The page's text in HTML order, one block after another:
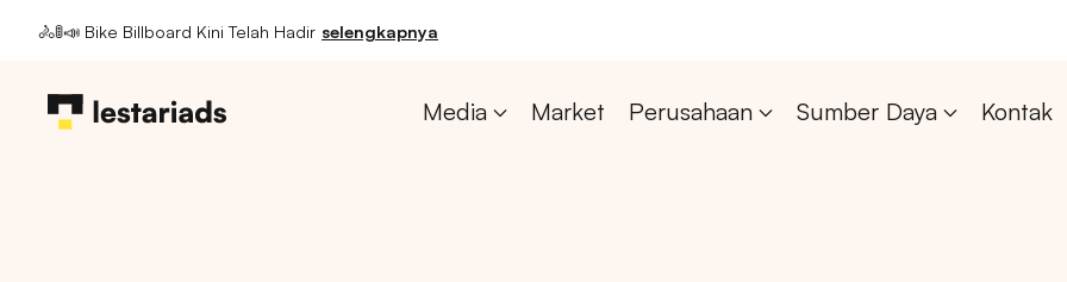
🚴🚦📣 Bike Billboard Kini Telah Hadir selengkapnya
Media Market Perusahaan Sumber Daya Kontak